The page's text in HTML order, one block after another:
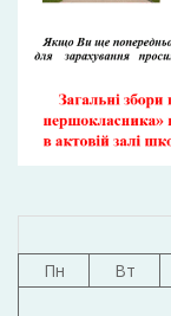
Пн
Вт